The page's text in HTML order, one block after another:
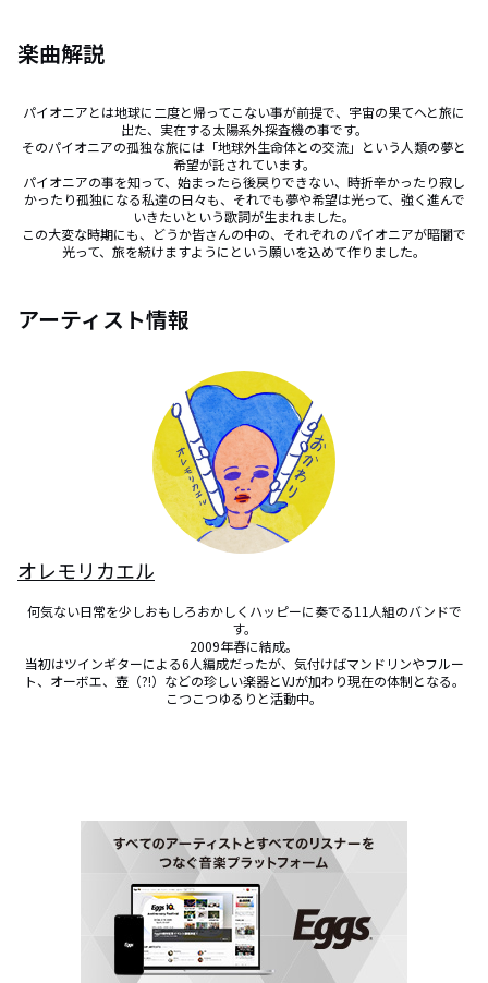
楽曲解説
パイオニアとは地球に二度と帰ってこない事が前提で、宇宙の果てへと旅に
出た、実在する太陽系外探査機の事です。
そのパイオニアの孤独な旅には「地球外生命体との交流」という人類の夢と
希望が託されています。
パイオニアの事を知って、始まったら後戻りできない、時折辛かったり寂し
かったり孤独になる私達の日々も、それでも夢や希望は光って、強く進んで
いきたいという歌詞が生まれました。
この大変な時期にも、どうか皆さんの中の、それぞれのパイオニアが暗闇で
光って、旅を続けますようにという願いを込めて作りました。
アーティスト情報
オレモリカエル
何気ない日常を少しおもしろおかしくハッピーに奏でる11人組のバンドで
す。
2009年春に結成。
当初はツインギターによる6人編成だったが、気付けばマンドリンやフルー
ト、オーボエ、壺（?!）などの珍しい楽器とVJが加わり現在の体制となる。
こつこつゆるりと活動中。